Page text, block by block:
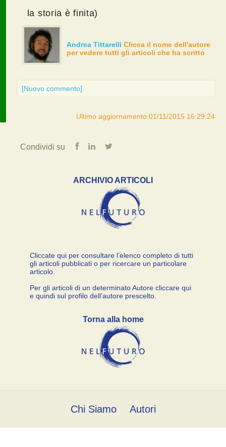
la storia è finita)
Andrea Tittarelli Clicca il nome dell'autore
per vedere tutti gli articoli che ha scritto
[Nuovo commento]
Ultimo aggiornamento:01/11/2015 16:29:24
Condividi su
ARCHIVIO ARTICOLI
Cliccate qui per consultare l’elenco completo di tutti
gli articoli pubblicati o per ricercare un particolare
articolo.
Per gli articoli di un determinato Autore cliccare qui
e quindi sul profilo dell’autore prescelto.
Torna alla home
Chi Siamo Autori